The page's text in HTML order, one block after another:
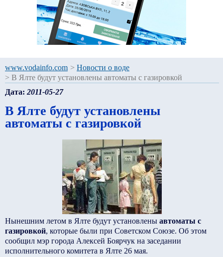
www.vodainfo.com > Новости о воде
> В Ялте будут установлены автоматы с газировкой
Дата: 2011-05-27
В Ялте будут установлены
автоматы с газировкой
Нынешним летом в Ялте будут установлены автоматы с
газировкой, которые были при Советском Союзе. Об этом
сообщил мэр города Алексей Боярчук на заседании
исполнительного комитета в Ялте 26 мая.